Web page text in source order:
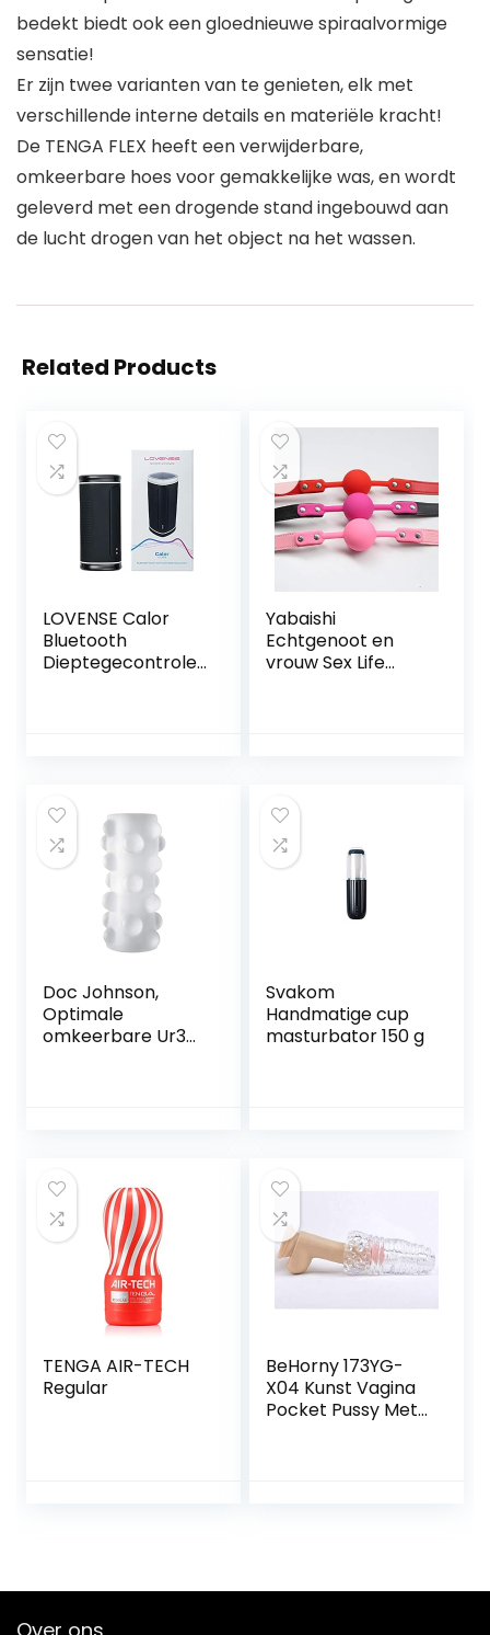
bedekt biedt ook een gloednieuwe spiraalvormige
sensatie!
Er zijn twee varianten van te genieten, elk met
verschillende interne details en materiële kracht!
De TENGA FLEX heeft een verwijderbare,
omkeerbare hoes voor gemakkelijke was, en wordt
geleverd met een drogende stand ingebouwd aan
de lucht drogen van het object na het wassen.
Related Products
LOVENSE Calor
Bluetooth
Dieptegecontrole
Afstandsbediening,
Sex Toyz voor Men
Yabaishi
Echtgenoot en
vrouw Sex Life
Doc Johnson,
Optimale
omkeerbare Ur3
Svakom
Handmatige cup
masturbator 150 g
TENGA AIR-TECH
Regular
BeHorny 173YG-
X04 Kunst Vagina
Pocket Pussy Met